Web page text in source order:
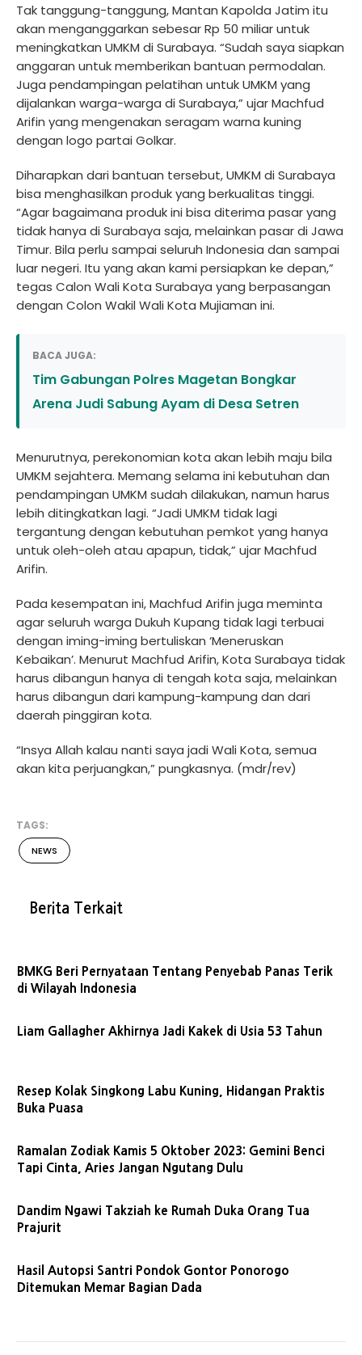
Tak tanggung-tanggung, Mantan Kapolda Jatim itu
akan menganggarkan sebesar Rp 50 miliar untuk
meningkatkan UMKM di Surabaya. “Sudah saya siapkan
anggaran untuk memberikan bantuan permodalan.
Juga pendampingan pelatihan untuk UMKM yang
dijalankan warga-warga di Surabaya,” ujar Machfud
Arifin yang mengenakan seragam warna kuning
dengan logo partai Golkar.
Diharapkan dari bantuan tersebut, UMKM di Surabaya
bisa menghasilkan produk yang berkualitas tinggi.
“Agar bagaimana produk ini bisa diterima pasar yang
tidak hanya di Surabaya saja, melainkan pasar di Jawa
Timur. Bila perlu sampai seluruh Indonesia dan sampai
luar negeri. Itu yang akan kami persiapkan ke depan,”
tegas Calon Wali Kota Surabaya yang berpasangan
dengan Colon Wakil Wali Kota Mujiaman ini.
BACA JUGA:
Tim Gabungan Polres Magetan Bongkar
Arena Judi Sabung Ayam di Desa Setren
Menurutnya, perekonomian kota akan lebih maju bila
UMKM sejahtera. Memang selama ini kebutuhan dan
pendampingan UMKM sudah dilakukan, namun harus
lebih ditingkatkan lagi. “Jadi UMKM tidak lagi
tergantung dengan kebutuhan pemkot yang hanya
untuk oleh-oleh atau apapun, tidak,” ujar Machfud
Arifin.
Pada kesempatan ini, Machfud Arifin juga meminta
agar seluruh warga Dukuh Kupang tidak lagi terbuai
dengan iming-iming bertuliskan ‘Meneruskan
Kebaikan’. Menurut Machfud Arifin, Kota Surabaya tidak
harus dibangun hanya di tengah kota saja, melainkan
harus dibangun dari kampung-kampung dan dari
daerah pinggiran kota.
“Insya Allah kalau nanti saya jadi Wali Kota, semua
akan kita perjuangkan,” pungkasnya. (mdr/rev)
TAGS:
NEWS
Berita Terkait
BMKG Beri Pernyataan Tentang Penyebab Panas Terik
di Wilayah Indonesia
Liam Gallagher Akhirnya Jadi Kakek di Usia 53 Tahun
Resep Kolak Singkong Labu Kuning, Hidangan Praktis
Buka Puasa
Ramalan Zodiak Kamis 5 Oktober 2023: Gemini Benci
Tapi Cinta, Aries Jangan Ngutang Dulu
Dandim Ngawi Takziah ke Rumah Duka Orang Tua
Prajurit
Hasil Autopsi Santri Pondok Gontor Ponorogo
Ditemukan Memar Bagian Dada